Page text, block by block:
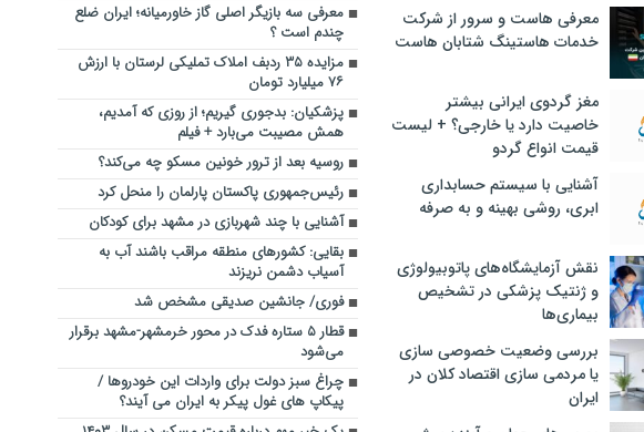
معرفی هاست و سرور از شرکت
خدمات هاستینگ شتابان هاست
مغز گردوی ایرانی بیشتر
خاصیت دارد یا خارجی؟ + لیست
قیمت انواع گردو
آشنایی با سیستم حسابداری
ابری، روشی بهینه و به صرفه
نقش آزمایشگاه‌های پاتوبیولوژی
و ژنتیک پزشکی در تشخیص
بیماری‌ها
بررسی وضعیت خصوصی سازی
یا مردمی سازی اقتصاد کلان در
ایران
معرفی سه بازیگر اصلی گاز خاورمیانه؛ ایران ضلع
چندم است ؟
مزایده ۳۵ ردبف املاک تملیکی لرستان با ارزش
۷۶ میلیارد تومان
پزشکیان: بدجوری گیریم؛ از روزی که آمدیم،
همش مصیبت می‌بارد + فیلم
روسیه بعد از ترور خونین مسکو چه می‌کند؟
رئیس‌جمهوری پاکستان پارلمان را منحل کرد
آشنایی با چند شهربازی در مشهد برای کودکان
بقایی: کشورهای منطقه مراقب باشند آب به
آسیاب دشمن نریزند
فوری/ جانشین صدیقی مشخص شد
قطار ۵ ستاره فدک در محور خرمشهر-مشهد برقرار
می‌شود
چراغ سبز دولت برای واردات این خودروها /
پیکاپ های غول پیکر به ایران می آیند؟